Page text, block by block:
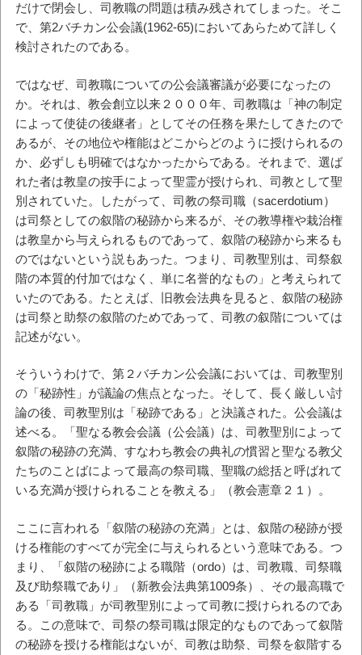
だけで閉会し、司教職の問題は積み残されてしまった。そこ
で、第2バチカン公会議(1962-65)においてあらためて詳しく
検討されたのである。
ではなぜ、司教職についての公会議審議が必要になったの
か。それは、教会創立以来２０００年、司教職は「神の制定
によって使徒の後継者」としてその任務を果たしてきたので
あるが、その地位や権能はどこからどのように授けられるの
か、必ずしも明確ではなかったからである。それまで、選ば
れた者は教皇の按手によって聖霊が授けられ、司教として聖
別されていた。したがって、司教の祭司職（sacerdotium）
は司祭としての叙階の秘跡から来るが、その教導権や栽治権
は教皇から与えられるものであって、叙階の秘跡から来るも
のではないという説もあった。つまり、司教聖別は、司祭叙
階の本質的付加ではなく、単に名誉的なもの」と考えられて
いたのである。たとえば、旧教会法典を見ると、叙階の秘跡
は司祭と助祭の叙階のためであって、司教の叙階については
記述がない。
そういうわけで、第２バチカン公会議においては、司教聖別
の「秘跡性」が議論の焦点となった。そして、長く厳しい討
論の後、司教聖別は「秘跡である」と決議された。公会議は
述べる。「聖なる教会会議（公会議）は、司教聖別によって
叙階の秘跡の充満、すなわち教会の典礼の慣習と聖なる教父
たちのことばによって最高の祭司職、聖職の総括と呼ばれて
いる充満が授けられることを教える」（教会憲章２１）。
ここに言われる「叙階の秘跡の充満」とは、叙階の秘跡が授
ける権能のすべてが完全に与えられるという意味である。つ
まり、「叙階の秘跡による職階（ordo）は、司教職、司祭職
及び助祭職であり」（新教会法典第1009条）、その最高職で
ある「司教職」が司教聖別によって司教に授けられるのであ
る。この意味で、司祭の祭司職は限定的なものであって叙階
の秘跡を授ける権能はないが、司教は助祭、司祭を叙階する